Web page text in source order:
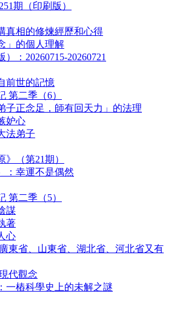
期（印刷版）
真相的修煉經歷和心得
」的個人理解
：20260715-20260721
前世的記憶
第二季（6）
子正念足，師有回天力」的法理
妒心
法弟子
（第21期）
：幸運不是偶然
第二季（5）
謀
著
心
東省、山東省、湖北省、河北省又有
代觀念
一樁科學史上的未解之謎